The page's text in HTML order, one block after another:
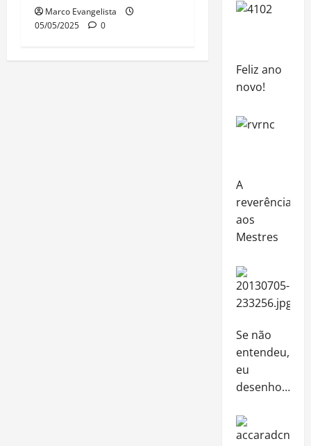
Marco Evangelista
05/05/2025
0
Feliz ano
novo!
A
reverência
aos
Mestres
Se não
entendeu,
eu
desenho…